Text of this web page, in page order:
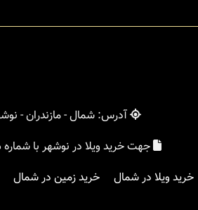
آدرس: شمال - مازندران -
جهت خرید ویلا در نوشهر با
خرید ویلا در شمال خرید زمین در شمال